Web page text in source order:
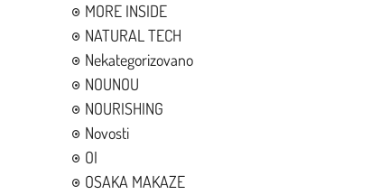
MORE INSIDE
NATURAL TECH
Nekategorizovano
NOUNOU
NOURISHING
Novosti
OI
OSAKA MAKAZE